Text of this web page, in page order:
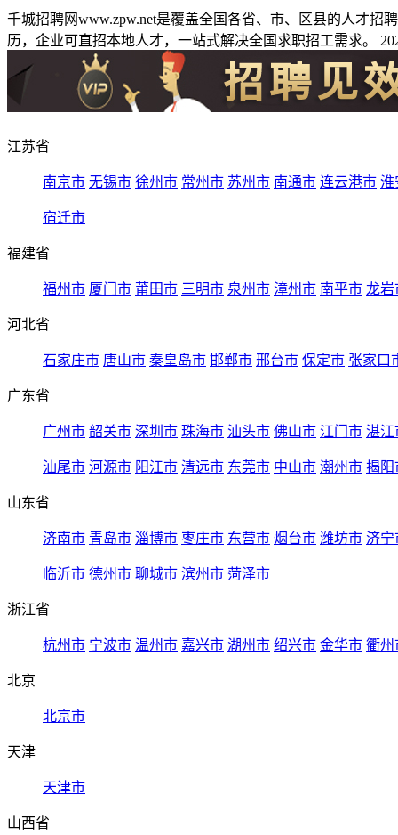
千城招聘网www.zpw.net是覆盖全国各省、市、区县的人才
历，企业可直招本地人才，一站式解决全国求职招工需求。
江苏省
南京市 无锡市 徐州市 常州市 苏州市 南通市 连云港市 淮
宿迁市
福建省
福州市 厦门市 莆田市 三明市 泉州市 漳州市 南平市 龙岩
河北省
石家庄市 唐山市 秦皇岛市 邯郸市 邢台市 保定市 张家口
广东省
广州市 韶关市 深圳市 珠海市 汕头市 佛山市 江门市 湛江
汕尾市 河源市 阳江市 清远市 东莞市 中山市 潮州市 揭阳
山东省
济南市 青岛市 淄博市 枣庄市 东营市 烟台市 潍坊市 济宁
临沂市 德州市 聊城市 滨州市 菏泽市
浙江省
杭州市 宁波市 温州市 嘉兴市 湖州市 绍兴市 金华市 衢州
北京
北京市
天津
天津市
山西省